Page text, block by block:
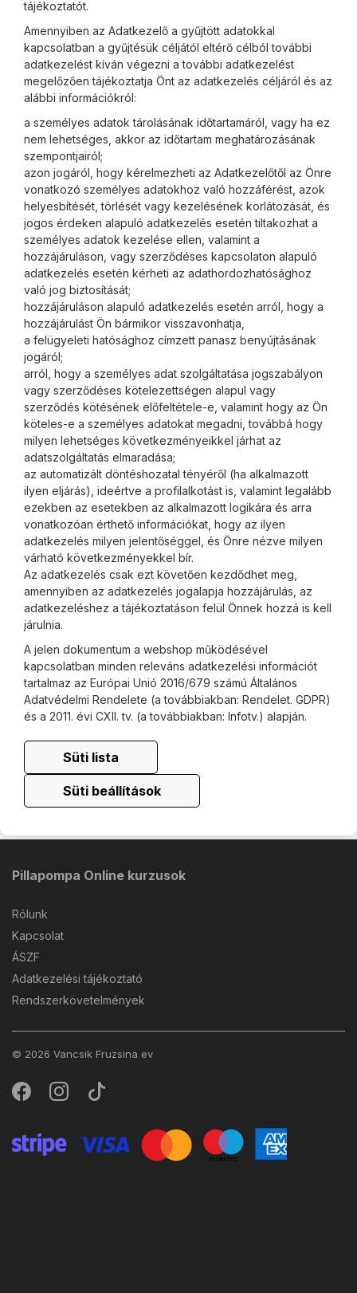
tájékoztatót.
Amennyiben az Adatkezelő a gyűjtött adatokkal
kapcsolatban a gyűjtésük céljától eltérő célból további
adatkezelést kíván végezni a további adatkezelést
megelőzően tájékoztatja Önt az adatkezelés céljáról és az
alábbi információkról:
a személyes adatok tárolásának időtartamáról, vagy ha ez
nem lehetséges, akkor az időtartam meghatározásának
szempontjairól;
azon jogáról, hogy kérelmezheti az Adatkezelőtől az Önre
vonatkozó személyes adatokhoz való hozzáférést, azok
helyesbítését, törlését vagy kezelésének korlátozását, és
jogos érdeken alapuló adatkezelés esetén tiltakozhat a
személyes adatok kezelése ellen, valamint a
hozzájáruláson, vagy szerződéses kapcsolaton alapuló
adatkezelés esetén kérheti az adathordozhatósághoz
való jog biztosítását;
hozzájáruláson alapuló adatkezelés esetén arról, hogy a
hozzájárulást Ön bármikor visszavonhatja,
a felügyeleti hatósághoz címzett panasz benyújtásának
jogáról;
arról, hogy a személyes adat szolgáltatása jogszabályon
vagy szerződéses kötelezettségen alapul vagy
szerződés kötésének előfeltétele-e, valamint hogy az Ön
köteles-e a személyes adatokat megadni, továbbá hogy
milyen lehetséges következményeikkel járhat az
adatszolgáltatás elmaradása;
az automatizált döntéshozatal tényéről (ha alkalmazott
ilyen eljárás), ideértve a profilalkotást is, valamint legalább
ezekben az esetekben az alkalmazott logikára és arra
vonatkozóan érthető információkat, hogy az ilyen
adatkezelés milyen jelentőséggel, és Önre nézve milyen
várható következményekkel bír.
Az adatkezelés csak ezt követően kezdődhet meg,
amennyiben az adatkezelés jogalapja hozzájárulás, az
adatkezeléshez a tájékoztatáson felül Önnek hozzá is kell
járulnia.
A jelen dokumentum a webshop működésével
kapcsolatban minden releváns adatkezelési információt
tartalmaz az Európai Unió 2016/679 számú Általános
Adatvédelmi Rendelete (a továbbiakban: Rendelet. GDPR)
és a 2011. évi CXII. tv. (a továbbiakban: Infotv.) alapján.
Süti lista
Süti beállítások
Pillapompa Online kurzusok
Rólunk
Kapcsolat
ÁSZF
Adatkezelési tájékoztató
Rendszerkövetelmények
© 2026 Vancsik Fruzsina ev